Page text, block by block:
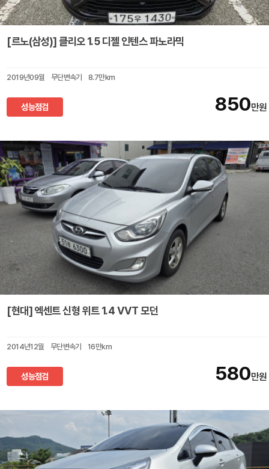
[르노(삼성)] 클리오 1.5 디젤 인텐스 파노라믹
2019년09월 무단변속기 8.7만km
성능점검 850만원
[현대] 엑센트 신형 위트 1.4 VVT 모던
2014년12월 무단변속기 16만km
성능점검 580만원